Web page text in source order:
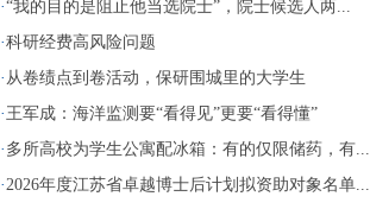
·“我的目的是阻止他当选院士”，院士候选人两...
·科研经费高风险问题
· 从卷绩点到卷活动，保研围城里的大学生
· 王军成：海洋监测要“看得见”更要“看得懂”
· 多所高校为学生公寓配冰箱：有的仅限储药，有...
·2026年度江苏省卓越博士后计划拟资助对象名单...